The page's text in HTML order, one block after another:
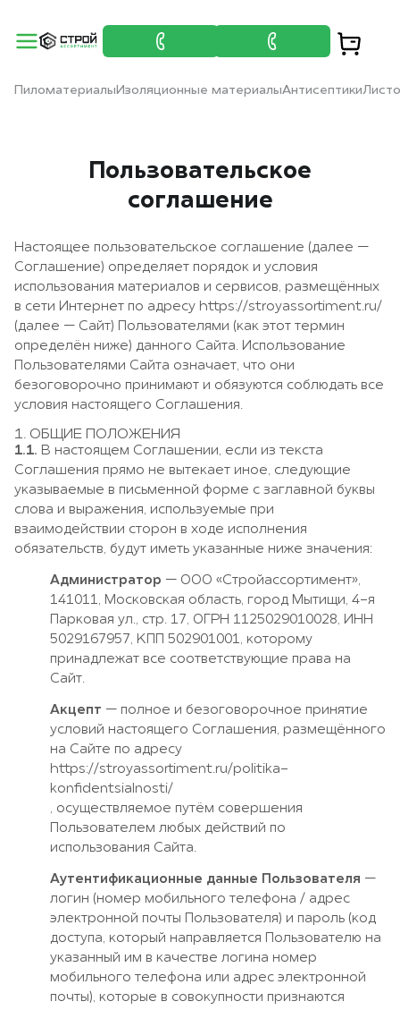
ПиломатериалыИзоляционные материалыАнтисептики
Пользовательское
соглашение
Настоящее пользовательское соглашение (далее —
Соглашение) определяет порядок и условия
использования материалов и сервисов, размещённых
в сети Интернет по адресу https://stroyassortiment.ru/
(далее — Сайт) Пользователями (как этот термин
определён ниже) данного Сайта. Использование
Пользователями Сайта означает, что они
безоговорочно принимают и обязуются соблюдать все
условия настоящего Соглашения.
1. ОБЩИЕ ПОЛОЖЕНИЯ
1.1. В настоящем Соглашении, если из текста
Соглашения прямо не вытекает иное, следующие
указываемые в письменной форме с заглавной буквы
слова и выражения, используемые при
взаимодействии сторон в ходе исполнения
обязательств, будут иметь указанные ниже значения:
Администратор — ООО «Стройассортимент»,
141011, Московская область, город Мытищи, 4-я
Парковая ул., стр. 17, ОГРН 1125029010028, ИНН
5029167957, КПП 502901001, которому
принадлежат все соответствующие права на
Сайт.
Акцепт — полное и безоговорочное принятие
условий настоящего Соглашения, размещённого
на Сайте по адресу
https://stroyassortiment.ru/politika-
konfidentsialnosti/
, осуществляемое путём совершения
Пользователем любых действий по
использования Сайта.
Аутентификационные данные Пользователя —
логин (номер мобильного телефона / адрес
электронной почты Пользователя) и пароль (код
доступа, который направляется Пользователю на
указанный им в качестве логина номер
мобильного телефона или адрес электронной
почты), которые в совокупности признаются